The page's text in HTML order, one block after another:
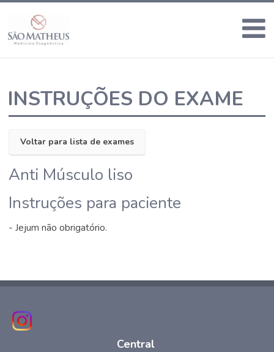
INSTRUÇÕES DO EXAME
Voltar para lista de exames
Anti Músculo liso
Instruções para paciente
- Jejum não obrigatório.
Central